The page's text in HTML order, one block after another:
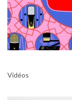
Vidéos